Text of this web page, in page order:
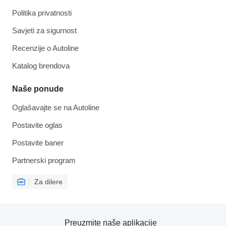
Politika privatnosti
Savjeti za sigurnost
Recenzije o Autoline
Katalog brendova
Naše ponude
Oglašavajte se na Autoline
Postavite oglas
Postavite baner
Partnerski program
Za dilere
Preuzmite naše aplikacije